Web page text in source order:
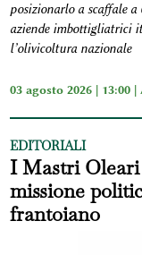
posizionarlo a scaffale a
aziende imbottigliatrici
l’olivicoltura nazionale
03 agosto 2026 | 13:00 |
EDITORIALI
I Mastri
missione
frantoiano